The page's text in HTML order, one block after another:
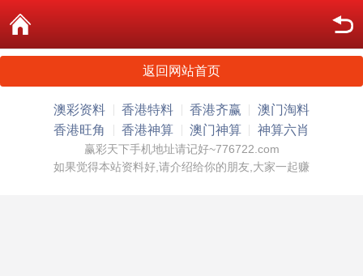
返回网站首页
澳彩资料 香港特料 香港齐赢
澳门淘料
香港旺角
香港神算 澳门神算 神算六肖
赢彩天下手机地址请记好~776722.com
如果觉得本站资料好,请介绍给你的朋友,大家一起赚